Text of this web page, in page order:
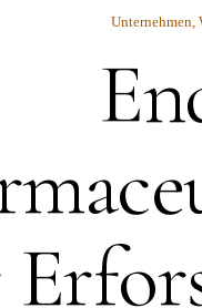
Unternehmen,